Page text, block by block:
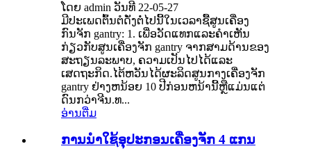
ໂດຍ admin ວັນທີ 22-05-27
ມີປະເພດຕົ້ນຕໍດັ່ງຕໍ່ໄປນີ້ໃນເວລາຊື້ສູນເຄື່ອງ
ກົນຈັກ gantry: 1. ເພື່ອວັດແທກແລະຄໍາເຫັນ
ກ່ຽວກັບສູນເຄື່ອງຈັກ gantry ຈາກສາມດ້ານຂອງ
ສະຖຽນລະພາບ, ຄວາມເປັນໄປໄດ້ແລະ
ເສດຖະກິດ.ໄຕ້​ຫວັນ​ໄດ້​ຜະ​ລິດ​ສູນ​ກາງ​ເຄື່ອງ​ຈັກ
gantry ຢ່າງ​ຫນ້ອຍ 10 ປີ​ກ່ອນ​ຫນ້າ​ນີ້​ຫຼື​ແມ່ນ​ແຕ່​
ດົນ​ກວ່າ​ຈີນ​.ທ...
ອ່ານ​ຕື່ມ
ການນໍາໃຊ້ອຸປະກອນເຄື່ອງຈັກ 4 ແກນ